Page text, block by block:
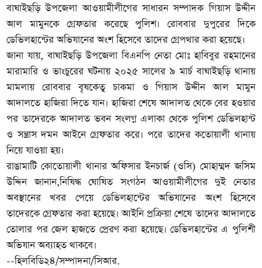
বাঘাইছড়ি উপজেলা আওয়ামীলীগের সাধারন সম্পাদক গিয়াস উদ্দীন
আল মামুনকে গ্রেফতার করেছে পুলিশ। রোববার দুপুরের দিকে
ডেভিলহান্টের অভিযানের অংশ হিসেবে তাদের গ্রেপথার করা হয়েছে।
জানা যায়, বাঘাইছড়ি উপজেলা বিএনপি নেতা মোঃ হাবিবুর রহমানের
মারামারি ও ভাংচুরের ঘটনায় ২০২৫ সালের ৯ মার্চ বাঘাইছড়ি থানায়
মামলায় রোববার বৃষকেতু চাকমা ও গিয়াস উদ্দীন আল মামুন
আদালতে হাজিরা দিতে যান। হাজিরা শেষে আদালত থেকে বের হওয়ার
পর তাদেরকে আদালত ভবন সংলগ্ন এলাকা থেকে পুলিশ ডেভিলহান্ট
ও সন্ত্রাস দমন আইনে গ্রেফতার করে। পরে তাদের কতোয়ালী থানায়
নিয়ে যাওয়া হয়।
রাঙামাটি কোতোয়ালী থানার অফিসার ইনচার্জ (ওসি) মোহাম্মদ জসিম
উদ্দিন জানান,নিষিদ্ধ ঘোষিত সংগঠন আওয়ামীলীগের দুই নেতার
অবস্থানের খবর পেয়ে ডেভিলহান্টের অভিযানের অংশ হিসেবে
তাদেরকে গ্রেফতার করা হয়েছে। আইনি প্রক্রিয়া শেষে তাদের আদালতে
তোলার পর জেল হাজতে প্রেরণ করা হয়েছে। ডেভিলহান্টের এ পুলিশী
অভিযান অব্যাহত থাকবে।
--হিলবিডি২৪/সম্পাদনা/সিআর.